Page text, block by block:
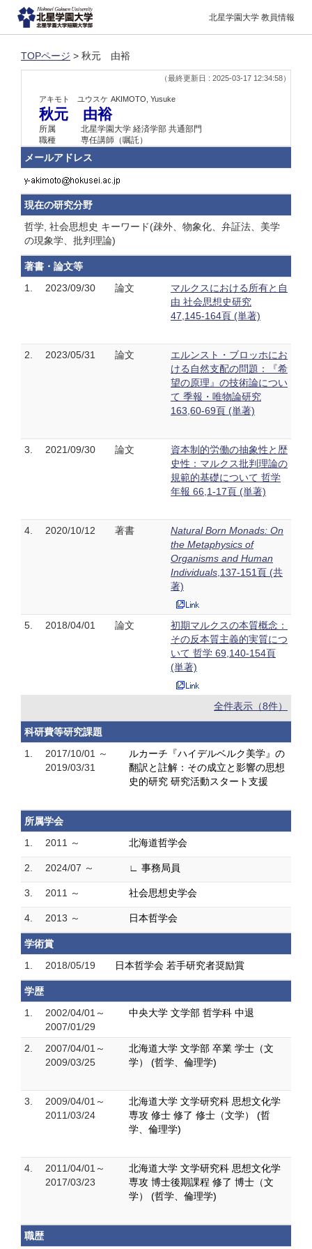
北星学園大学 教員情報
TOPページ > 秋元 由裕
（最終更新日 : 2025-03-17 12:34:58）
アキモト ユウスケ AKIMOTO, Yusuke
秋元 由裕
所属
北星学園大学 経済学部 共通部門
職種
専任講師（嘱託）
メールアドレス
現在の研究分野
哲学, 社会思想史 キーワード(疎外、物象化、弁証法、美学
の現象学、批判理論)
著書・論文等
1.
2023/09/30 論文
マルクスにおける所有と自
由 社会思想史研究
47,145-164頁 (単著)
2. 2023/05/31 論文
エルンスト・ブロッホにお
ける自然支配の問題：『希
望の原理』の技術論につい
て 季報・唯物論研究
163,60-69頁 (単著)
3. 2021/09/30 論文
資本制的労働の抽象性と歴
史性：マルクス批判理論の
規範的基礎について 哲学
年報 66,1-17頁 (単著)
4. 2020/10/12 著書
Natural Born Monads: On
the Metaphysics of
Organisms and Human
Individuals ,137-151頁 (共
著)
5. 2018/04/01 論文
初期マルクスの本質概念：
その反本質主義的実質につ
いて 哲学 69,140-154頁
(単著)
全件表示（8件）
科研費等研究課題
1.
2017/10/01 ～
2019/03/31
ルカーチ『ハイデルベルク美学』の
翻訳と註解：その成立と影響の思想
史的研究 研究活動スタート支援
所属学会
1.
2011 ～ 北海道哲学会
2. 2024/07 ～ ∟ 事務局員
3. 2011 ～ 社会思想史学会
4. 2013 ～ 日本哲学会
学術賞
1.
2018/05/19 日本哲学会 若手研究者奨励賞
学歴
1.
2002/04/01～
2007/01/29
中央大学 文学部 哲学科 中退
2.
2007/04/01～
2009/03/25
北海道大学 文学部 卒業 学士（文
学） (哲学、倫理学)
3.
2009/04/01～
2011/03/24
北海道大学 文学研究科 思想文化学
専攻 修士 修了 修士（文学） (哲
学、倫理学)
4.
2011/04/01～
2017/03/23
北海道大学 文学研究科 思想文化学
専攻 博士後期課程 修了 博士（文
学） (哲学、倫理学)
職歴